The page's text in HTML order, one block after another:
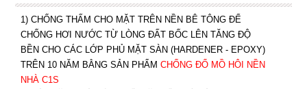
1) CHỐNG THẤM CHO MẶT TRÊN NỀN BÊ TÔNG ĐỂ
CHỐNG HƠI NƯỚC TỪ LÒNG ĐẤT BỐC LÊN TĂNG ĐỘ
BỀN CHO CÁC LỚP PHỦ MẶT SÀN (HARDENER - EPOXY)
TRÊN 10 NĂM BẰNG SẢN PHẨM CHỐNG ĐỔ MỒ HÔI NỀN
NHÀ C1S